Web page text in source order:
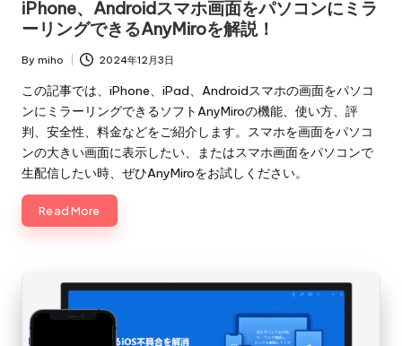
iPhone、Androidスマホ画面をパソコンにミラ
ーリングできるAnyMiroを解説！
Posted
by
By miho 2024年12月3日
この記事では、iPhone、iPad、Androidスマホの画面をパソコ
ンにミラーリングできるソフトAnyMiroの機能、使い方、評
判、安全性、料金などをご紹介します。スマホを画面をパソコ
ンの大きい画面に表示したい、またはスマホ画面をパソコンで
生配信したい時、ぜひAnyMiroをお試しください。
Read More